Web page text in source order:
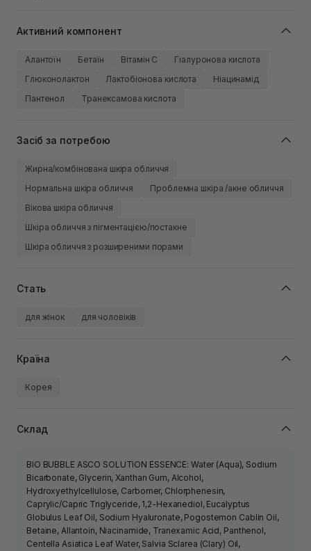
Активний компонент
Алантоїн Бетаїн Вітамін C
Гіалуронова кислота
Глюконолактон
Лактобіонова кислота
Ніацинамід
Пантенол
Транексамова кислота
Засіб за потребою
Жирна/комбінована шкіра обличчя
Нормальна шкіра обличчя
Проблемна шкіра /акне обличчя
Вікова шкіра обличчя
Шкіра обличчя з пігментацією/постакне
Шкіра обличчя з розширеними порами
Стать
для жінок для чоловіків
Країна
Корея
Склад
BIO BUBBLE ASCO SOLUTION ESSENCE: Water (Aqua), Sodium
Bicarbonate, Glycerin, Xanthan Gum, Alcohol,
Hydroxyethylcellulose, Carbomer, Chlorphenesin,
Caprylic/Capric Triglyceride, 1,2-Hexanediol, Eucalyptus
Globulus Leaf Oil, Sodium Hyaluronate, Pogostemon Cablin Oil,
Betaine, Allantoin, Niacinamide, Tranexamic Acid, Panthenol,
Centella Asiatica Leaf Water, Salvia Sclarea (Clary) Oil,